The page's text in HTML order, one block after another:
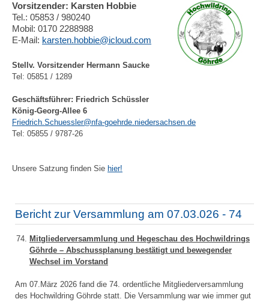
Vorsitzender: Karsten Hobbie
Tel.: 05853 / 980240
Mobil: 0170 2288988
E-Mail: karsten.hobbie@icloud.com
Stellv. Vorsitzender Hermann Saucke
Tel: 05851 / 1289
Geschäftsführer: Friedrich Schüssler
König-Georg-Allee 6
Friedrich.Schuessler@nfa-goehrde.niedersachsen.de
Tel: 05855 / 9787-26
Unsere Satzung finden Sie hier!
Bericht zur Versammlung am 07.03.026 - 74
Mitgliederversammlung und Hegeschau des Hochwildrings
Göhrde – Abschussplanung bestätigt und bewegender
Wechsel im Vorstand
Am 07.März 2026 fand die 74. ordentliche Mitgliederversammlung
des Hochwildring Göhrde statt. Die Versammlung war wie immer gut